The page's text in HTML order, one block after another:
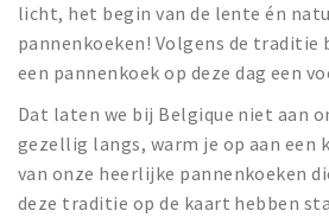
Privacy
licht, het begin van de lente én
pannenkoeken! Volgens de traditie
een pannenkoek op deze dag een
Dat laten we bij Belgique niet aan
gezellig langs, warm je op aan een
van onze heerlijke pannenkoeken
deze traditie op de kaart hebben